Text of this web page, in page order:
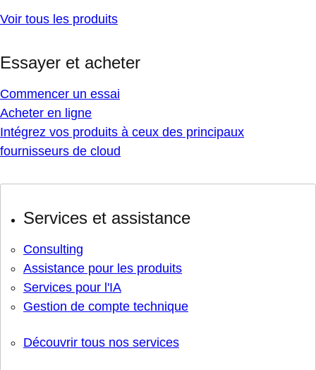
Voir tous les produits
Essayer et acheter
Commencer un essai
Acheter en ligne
Intégrez vos produits à ceux des principaux
fournisseurs de cloud
Services et assistance
Consulting
Assistance pour les produits
Services pour l'IA
Gestion de compte technique
Découvrir tous nos services